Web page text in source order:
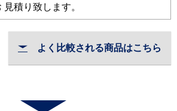
積り致します。
よく比較される商品はこちら